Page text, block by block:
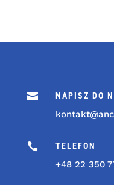
 NAPISZ DO
 TELEFON
+48 22 350